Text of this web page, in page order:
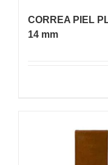
CORREA PIEL
14 mm